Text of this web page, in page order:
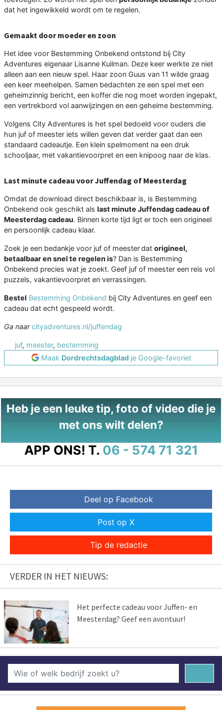
dat het ingewikkeld wordt om te regelen.
Gemaakt door moeder en zoon
Het idee voor Bestemming Onbekend ontstond bij City
Adventures eigenaar Lisanne Kuilman. Deze keer werkte ze niet
alleen aan een nieuw spel. Haar zoon Guus van 11 wilde graag
een keer meehelpen. Samen bedachten ze een spel met een
geheimzinnig bericht, een koffer die nog moet worden ingepakt,
een vertrekbord vol aanwijzingen en een geheime bestemming.
Volgens City Adventures is het spel bedoeld voor ouders die
hun juf of meester iets willen geven dat verder gaat dan een
standaard cadeautje. Een klein spelmoment na een druk
schooljaar, met vakantievoorpret en een knipoog naar de klas.
Last minute cadeau voor Juffendag of Meesterdag
Omdat de download direct beschikbaar is, is Bestemming
Onbekend ook geschikt als last minute Juffendag cadeau of
Meesterdag cadeau. Binnen korte tijd ligt er toch een origineel
en persoonlijk cadeau klaar.
Zoek je een bedankje voor juf of meesterdat origineel,
betaalbaar en snel te regelen is? Dan is Bestemming
Onbekend precies wat je zoekt. Geef juf of meester een reis vol
puzzels, vakantievoorpret en verrassingen.
Bestel Bestemming Onbekend bij City Adventures en geef een
cadeau dat echt gespeeld wordt.
Ga naar cityadventures.nl/juffendag
juf, meester, bestemming
Maak Dordrechtsdagbladje Google-favoriet
Heb je een leuke tip, foto of video die je
met ons wilt delen?
APP ONS! T. 06 - 574 71 321
Deel op Facebook
Post op X
Tip de redactie
VERDER IN HET NIEUWS:
Het perfecte cadeau voor Juffen- en
Meesterdag? Geef een avontuur!